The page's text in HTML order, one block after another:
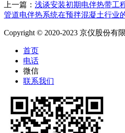
上一篇： 浅谈安装初期电伴热带工
管道电伴热系统在预拌混凝土行业
Copyright © 2020-2023 京仪股份有
首页
电话
微信
联系我们